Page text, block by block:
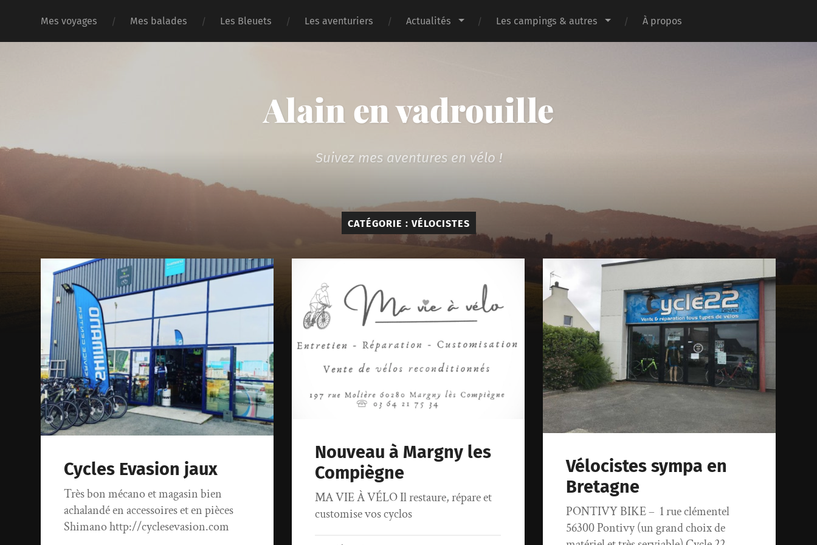
Mes voyages Mes balades Les Bleuets Les aventuriers Actualités Les campings & autres À propos
Alain en vadrouille
Suivez mes aventures en vélo !
CATÉGORIE : VÉLOCISTES
Cycles Evasion jaux
Très bon mécano et magasin bien
achalandé en accessoires et en pièces
Shimano http://cyclesevasion.com
Nouveau à Margny les
Compiègne
MA VIE À VÉLO Il restaure, répare et
customise vos cyclos
Vélocistes sympa en
Bretagne
PONTIVY BIKE – 1 rue clémentel
56300 Pontivy (un grand choix de